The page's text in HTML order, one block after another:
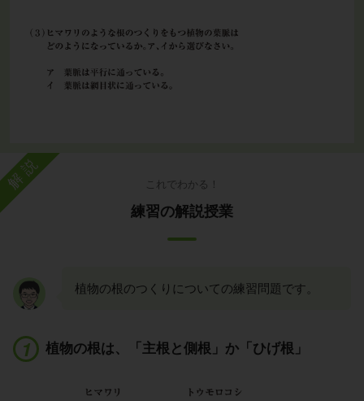
解説 これでわかる！
練習の解説授業
植物の根のつくりについての練習問題です。
植物の根は、「主根と側根」か「ひげ根」